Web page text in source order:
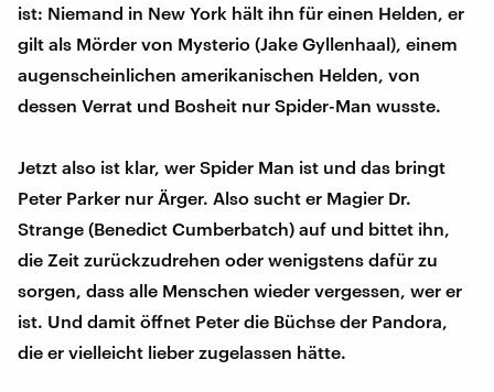
ist: Niemand in New York hält ihn für einen Helden, er
gilt als Mörder von Mysterio (Jake Gyllenhaal), einem
augenscheinlichen amerikanischen Helden, von
dessen Verrat und Bosheit nur Spider-Man wusste.
Jetzt also ist klar, wer Spider Man ist und das bringt
Peter Parker nur Ärger. Also sucht er Magier Dr.
Strange (Benedict Cumberbatch) auf und bittet ihn,
die Zeit zurückzudrehen oder wenigstens dafür zu
sorgen, dass alle Menschen wieder vergessen, wer er
ist. Und damit öffnet Peter die Büchse der Pandora,
die er vielleicht lieber zugelassen hätte.